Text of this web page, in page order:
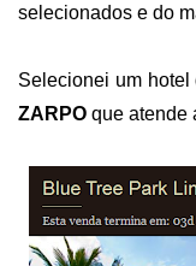
selecionados e do
Selecionei um
ZARPO que atende